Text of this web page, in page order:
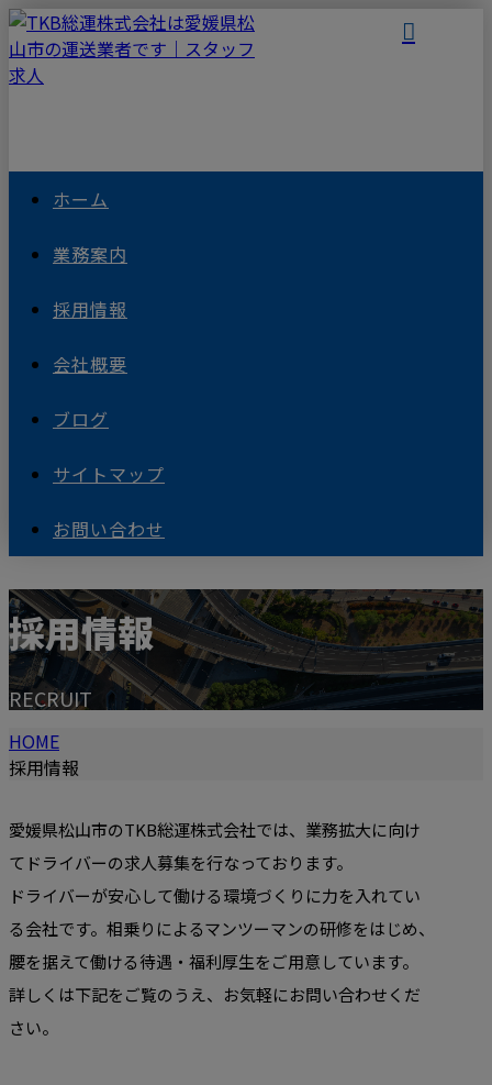
ホーム
業務案内
採用情報
会社概要
ブログ
サイトマップ
お問い合わせ
採用情報
RECRUIT
HOME
採用情報
愛媛県松山市のTKB総運株式会社では、業務拡大に向け
てドライバーの求人募集を行なっております。
ドライバーが安心して働ける環境づくりに力を入れてい
る会社です。相乗りによるマンツーマンの研修をはじめ、
腰を据えて働ける待遇・福利厚生をご用意しています。
詳しくは下記をご覧のうえ、お気軽にお問い合わせくだ
さい。